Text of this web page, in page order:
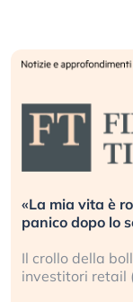
«La mia vita è
panico dopo lo
Il crollo della
investitori retail